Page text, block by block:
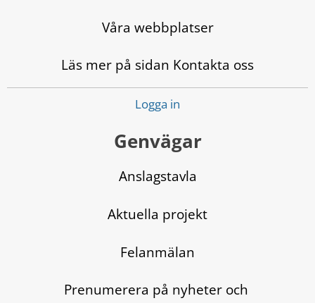
Våra webbplatser
Läs mer på sidan Kontakta oss
Logga in
Genvägar
Anslagstavla
Aktuella projekt
Felanmälan
Prenumerera på nyheter och